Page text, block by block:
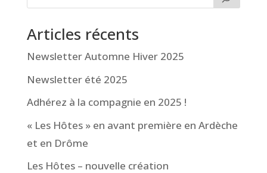
Articles récents
Newsletter Automne Hiver 2025
Newsletter été 2025
Adhérez à la compagnie en 2025 !
« Les Hôtes » en avant première en Ardèche
et en Drôme
Les Hôtes – nouvelle création